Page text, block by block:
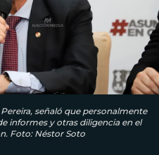
señaló que personalmente
informes y otras diligencia en el
Foto: Néstor Soto